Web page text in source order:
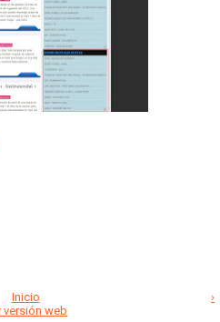
›
Inicio
versión web